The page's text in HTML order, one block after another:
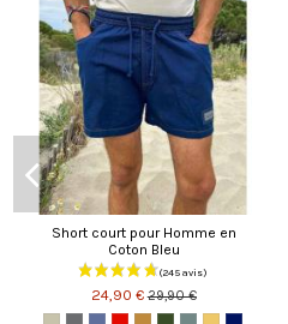
Short court pour Homme en
Coton Bleu
24,90 €29,90 €